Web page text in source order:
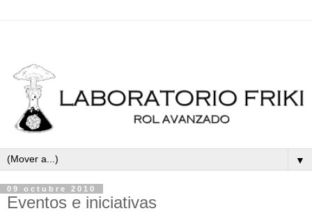
▼
09 octubre 2010
Eventos e iniciativas